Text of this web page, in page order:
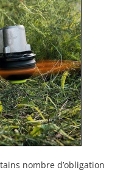
nombre d’obligation